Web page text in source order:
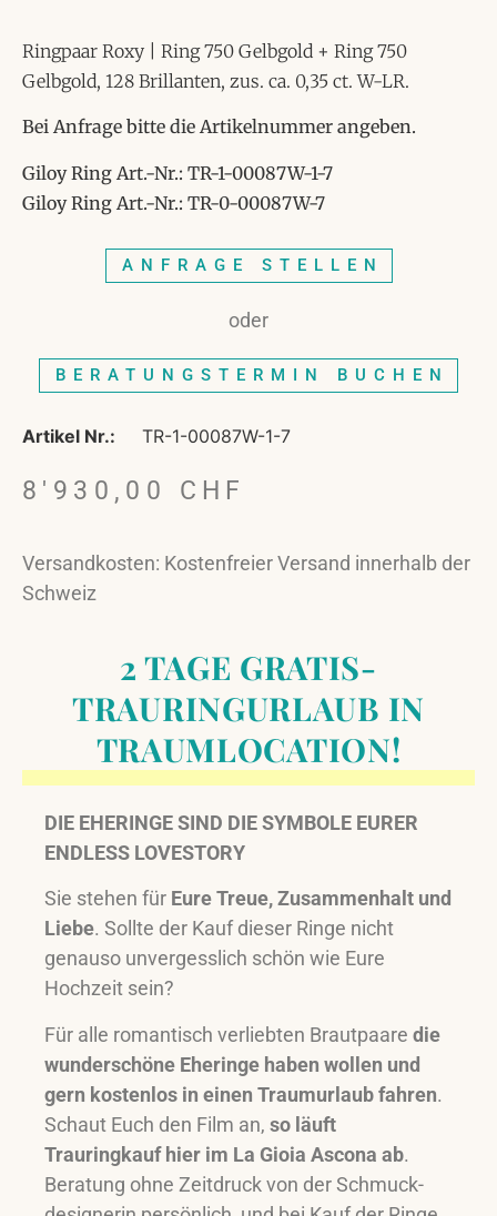
Ringpaar Roxy | Ring 750 Gelbgold + Ring 750
Gelbgold, 128 Brillanten, zus. ca. 0,35 ct. W-LR.
Bei Anfrage bitte die Artikelnummer angeben.
Giloy Ring Art.-Nr.: TR-1-00087W-1-7
Giloy Ring Art.-Nr.: TR-0-00087W-7
ANFRAGE STELLEN
oder
BERATUNGSTERMIN BUCHEN
Artikel Nr.: TR-1-00087W-1-7
8'930,00 CHF
Versandkosten: Kostenfreier Versand innerhalb der
Schweiz
2 TAGE GRATIS-
TRAURINGURLAUB IN
TRAUMLOCATION!
DIE EHERINGE SIND DIE SYMBOLE EURER
ENDLESS LOVESTORY
Sie stehen für Eure Treue, Zusammenhalt und
Liebe. Sollte der Kauf dieser Ringe nicht
genauso unvergesslich schön wie Eure
Hochzeit sein?
Für alle romantisch verliebten Brautpaare die
wunderschöne Eheringe haben wollen und
gern kostenlos in einen Traumurlaub fahren.
Schaut Euch den Film an, so läuft
Trauringkauf hier im La Gioia Ascona ab.
Beratung ohne Zeitdruck von der Schmuck-